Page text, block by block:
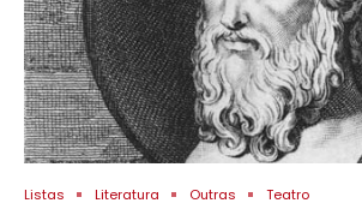
Listas Literatura Outras Teatro